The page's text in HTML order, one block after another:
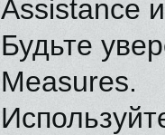
Assistance
Будьте
Measures.